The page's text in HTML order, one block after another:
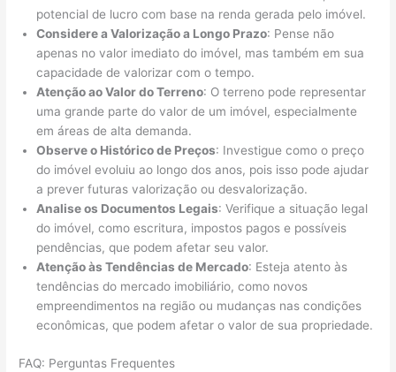
potencial de lucro com base na renda gerada pelo imóvel.
Considere a Valorização a Longo Prazo: Pense não
apenas no valor imediato do imóvel, mas também em sua
capacidade de valorizar com o tempo.
Atenção ao Valor do Terreno: O terreno pode representar
uma grande parte do valor de um imóvel, especialmente
em áreas de alta demanda.
Observe o Histórico de Preços: Investigue como o preço
do imóvel evoluiu ao longo dos anos, pois isso pode ajudar
a prever futuras valorização ou desvalorização.
Analise os Documentos Legais: Verifique a situação legal
do imóvel, como escritura, impostos pagos e possíveis
pendências, que podem afetar seu valor.
Atenção às Tendências de Mercado: Esteja atento às
tendências do mercado imobiliário, como novos
empreendimentos na região ou mudanças nas condições
econômicas, que podem afetar o valor de sua propriedade.
FAQ: Perguntas Frequentes